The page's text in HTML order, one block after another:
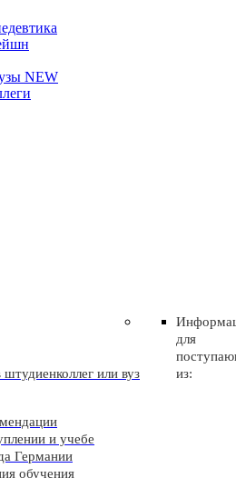
NEW
штудиенколлег или вуз
для
из:
и учебе
Германии
обучения